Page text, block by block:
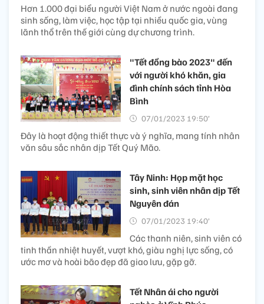
Hơn 1.000 đại biểu người Việt Nam ở nước ngoài đang
sinh sống, làm việc, học tập tại nhiều quốc gia, vùng
lãnh thổ trên thế giới cùng dự chương trình.
"Tết đồng bào 2023" đến
với người khó khăn, gia
đình chính sách tỉnh Hòa
Bình
07/01/2023 19:50’
Đây là hoạt động thiết thực và ý nghĩa, mang tính nhân
văn sâu sắc nhân dịp Tết Quý Mão.
Tây Ninh: Họp mặt học
sinh, sinh viên nhân dịp Tết
Nguyên đán
07/01/2023 19:40’
Các thanh niên, sinh viên có
tinh thần nhiệt huyết, vượt khó, giàu nghị lực sống, có
ước mơ và hoài bão đẹp đã giao lưu, gặp gỡ.
Tết Nhân ái cho người